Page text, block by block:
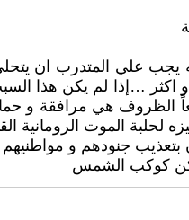
علي المتدرب ان
اكثر …إذا لم يكن هذا
هي مرافقة و حماية
الموت الرومانية
جنودهم و مواطنيهم
كوكب الشمس